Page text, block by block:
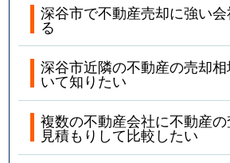
深谷市で不動産売却に強い
る
深谷市近隣の不動産の売却
いて知りたい
複数の不動産会社に不動産
見積もりして比較したい